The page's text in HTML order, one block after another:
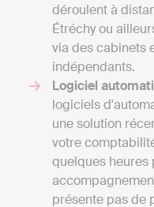
déroulent à
Étréchy ou
via des cabinets
indépendants.
Logiciel
logiciels
une solution
votre
quelques heures
présente pas de